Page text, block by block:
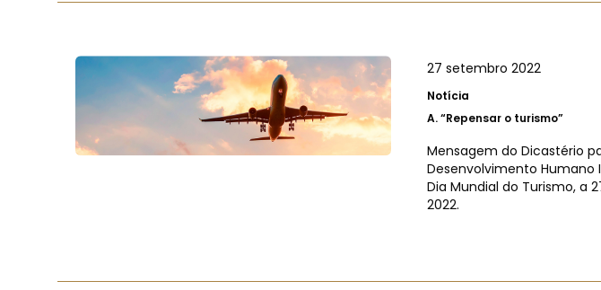
27 setembro 2022
Notícia
A.“Repensar o turismo”
Mensagem do Dicastério
Desenvolvimento Humano
Dia Mundial do Turismo, a
2022.